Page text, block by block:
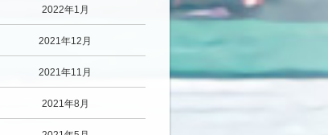
2022年1月
2021年12月
2021年11月
2021年8月